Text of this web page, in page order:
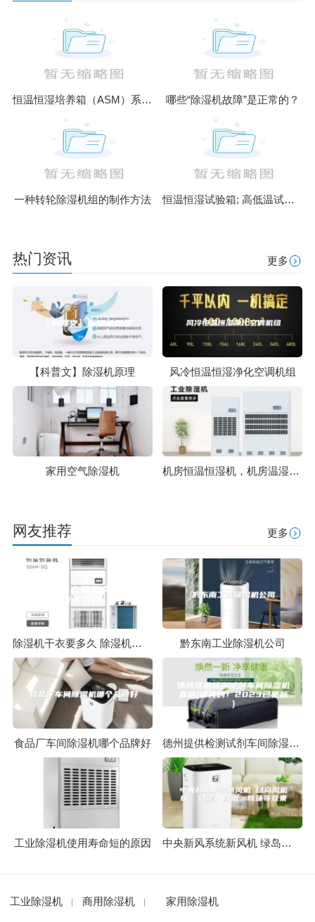
恒温恒湿培养箱（ASM）系列升级款 哪些“除湿机故障”是正常的？
一种转轮除湿机组的制作方法 恒温恒湿试验箱; 高低温试验箱; 盐雾腐蚀试验箱; 高温恒温箱; 臭
热门资讯 更多
【科普文】除湿机原理 风冷恒温恒湿净化空调机组
家用空气除湿机 机房恒温恒湿机，机房温湿度控制系统
网友推荐 更多
除湿机干衣要多久 除湿机干衣模式介绍【详解】 黔东南工业除湿机公司
食品厂车间除湿机哪个品牌好 德州提供检测试剂车间除湿机直销(讲真的！2023已更新)
工业除湿机使用寿命短的原因 中央新风系统新风机 绿岛风机组 过滤、除湿、除味等效果
工业除湿机 商用除湿机 家用除湿机